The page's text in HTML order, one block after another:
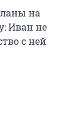
на
Иван не
с ней